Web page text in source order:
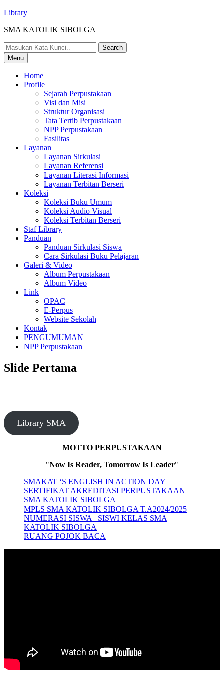
Library
SMA KATOLIK SIBOLGA
Menu
Home
Profile
Sejarah Perpustakaan
Visi dan Misi
Struktur Organisasi
Tata Tertib Perpustakaan
NPP Perpustakaan
Fasilitas
Layanan
Layanan Sirkulasi
Layanan Referensi
Layanan Literasi Informasi
Layanan Terbitan Berseri
Koleksi
Koleksi Buku Umum
Koleksi Audio Visual
Koleksi Terbitan Berseri
Staf Library
Panduan
Panduan Sirkulasi Siswa
Cara Sirkulasi Buku Pelajaran
Galeri & Video
Album Perpustakaan
Album Video
Link
OPAC
E-Perpus
Website Sekolah
Kontak
PENGUMUMAN
NPP Perpustakaan
Slide Pertama
Library SMA
MOTTO PERPUSTAKAAN
"Now Is Reader, Tomorrow Is Leader"
SMAKAT ‘S ENGLISH IN ACTION DAY
SERTIFIKAT AKREDITASI PERPUSTAKAAN
SMA KATOLIK SIBOLGA
MPLS SMA KATOLIK SIBOLGA T.A2024/2025
NUMERASI SISWA –SISWI KELAS SMA
KATOLIK SIBOLGA
RUANG POJOK BACA